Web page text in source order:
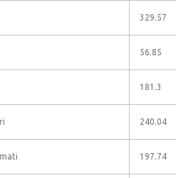
329.57
56.85
181.3
240.04
197.74